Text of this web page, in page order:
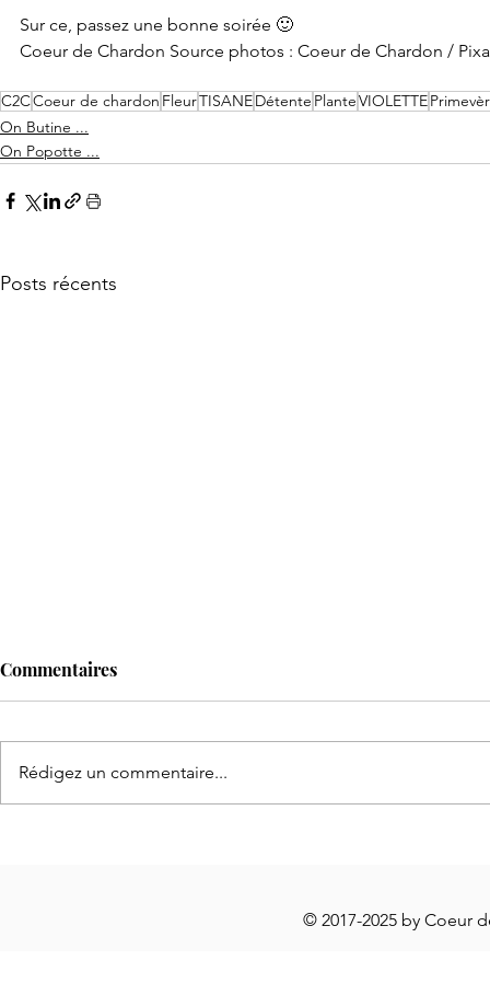
Sur ce, passez une bonne soirée 🙂
Coeur de Chardon Source photos : Coeur de Chardon /
C2CCoeur de chardon FleurTISANEDétente PlanteVIOLETTE
On Butine ...
On Popotte ...
Posts récents
Commentaires
Rédigez un commentaire...
© 2017-2025 by Coeur